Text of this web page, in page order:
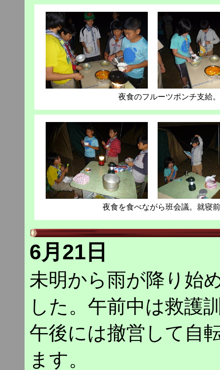
夜食のフルーツポンチ支給
夜食を食べながら班会議。就寝
6月21日
未明から雨が降り始
した。午前中は救護
午後には撤営して自
ます。